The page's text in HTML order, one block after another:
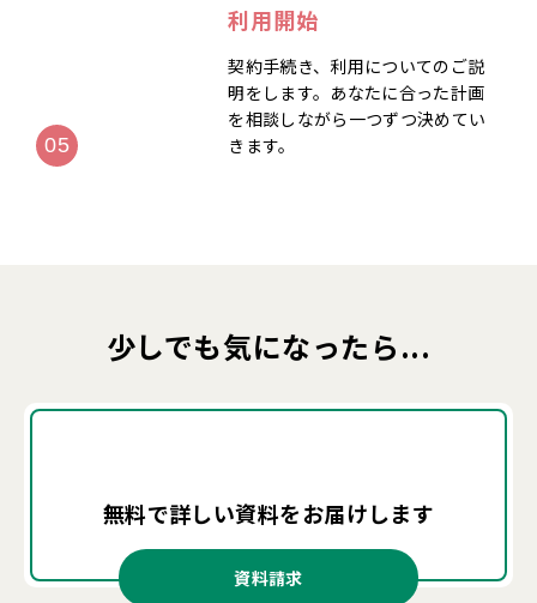
利用開始
契約手続き、利用についてのご説
明をします。あなたに合った計画
を相談しながら一つずつ決めてい
きます。
少しでも気になったら...
無料で詳しい資料をお届けします
資料請求